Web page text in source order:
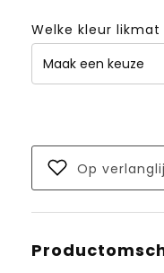
Welke kleur
Op